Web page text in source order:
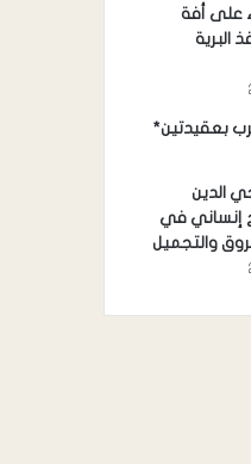
على أفة
البرية
بعقيدتين*
الدين
إنساني في
والتجميل